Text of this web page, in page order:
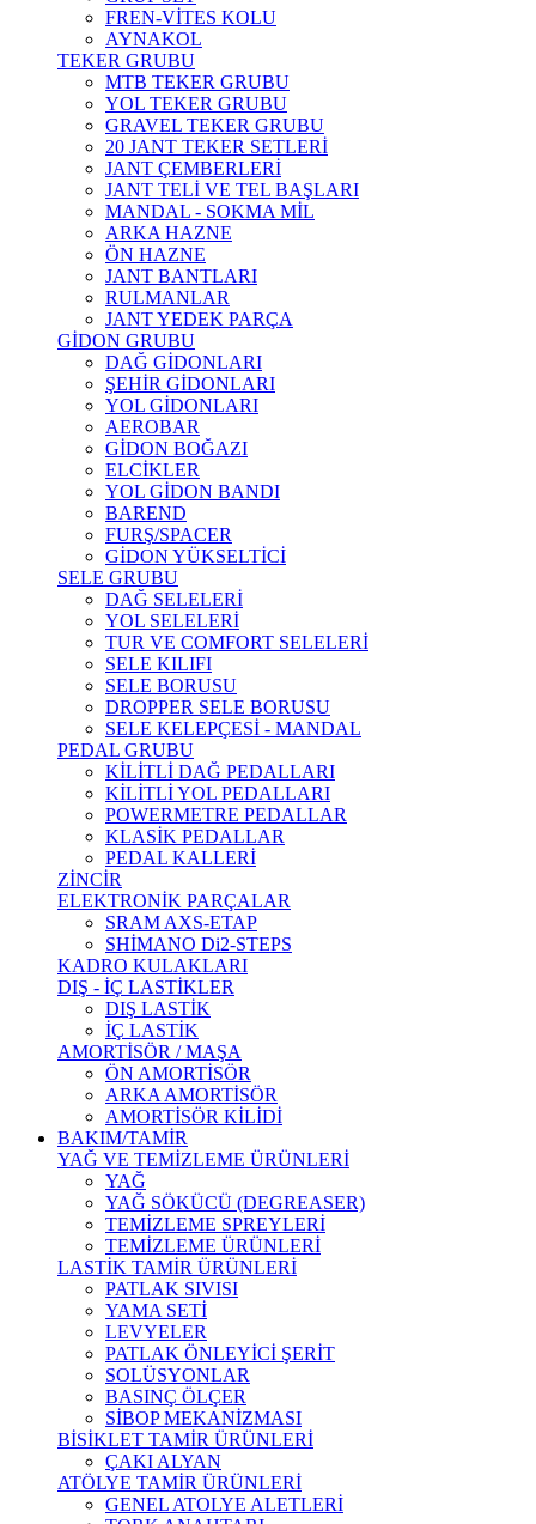
FREN-VİTES KOLU
AYNAKOL
TEKER GRUBU
MTB TEKER GRUBU
YOL TEKER GRUBU
GRAVEL TEKER GRUBU
20 JANT TEKER SETLERİ
JANT ÇEMBERLERİ
JANT TELİ VE TEL BAŞLARI
MANDAL - SOKMA MİL
ARKA HAZNE
ÖN HAZNE
JANT BANTLARI
RULMANLAR
JANT YEDEK PARÇA
GİDON GRUBU
DAĞ GİDONLARI
ŞEHİR GİDONLARI
YOL GİDONLARI
AEROBAR
GİDON BOĞAZI
ELCİKLER
YOL GİDON BANDI
BAREND
FURŞ/SPACER
GİDON YÜKSELTİCİ
SELE GRUBU
DAĞ SELELERİ
YOL SELELERİ
TUR VE COMFORT SELELERİ
SELE KILIFI
SELE BORUSU
DROPPER SELE BORUSU
SELE KELEPÇESİ - MANDAL
PEDAL GRUBU
KİLİTLİ DAĞ PEDALLARI
KİLİTLİ YOL PEDALLARI
POWERMETRE PEDALLAR
KLASİK PEDALLAR
PEDAL KALLERİ
ZİNCİR
ELEKTRONİK PARÇALAR
SRAM AXS-ETAP
SHİMANO Di2-STEPS
KADRO KULAKLARI
DIŞ - İÇ LASTİKLER
DIŞ LASTİK
İÇ LASTİK
AMORTİSÖR / MAŞA
ÖN AMORTİSÖR
ARKA AMORTİSÖR
AMORTİSÖR KİLİDİ
BAKIM/TAMİR
YAĞ VE TEMİZLEME ÜRÜNLERİ
YAĞ
YAĞ SÖKÜCÜ (DEGREASER)
TEMİZLEME SPREYLERİ
TEMİZLEME ÜRÜNLERİ
LASTİK TAMİR ÜRÜNLERİ
PATLAK SIVISI
YAMA SETİ
LEVYELER
PATLAK ÖNLEYİCİ ŞERİT
SOLÜSYONLAR
BASINÇ ÖLÇER
SİBOP MEKANİZMASI
BİSİKLET TAMİR ÜRÜNLERİ
ÇAKI ALYAN
ATÖLYE TAMİR ÜRÜNLERİ
GENEL ATOLYE ALETLERİ